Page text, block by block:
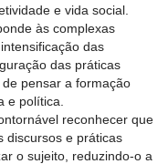
e vida social.
às complexas
das
das práticas
pensar a formação
e política.
reconhecer que
discursos e práticas
o sujeito, reduzindo-o a